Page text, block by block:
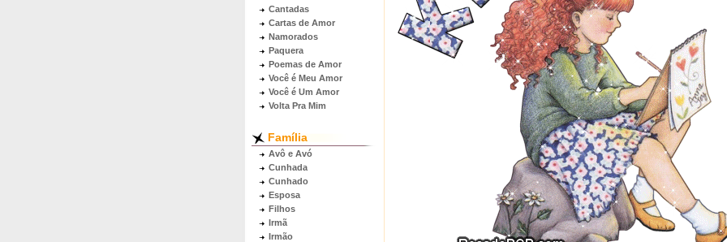
Cantadas
Cartas de Amor
Namorados
Paquera
Poemas de Amor
Você é Meu Amor
Você é Um Amor
Volta Pra Mim
Família
Avô e Avó
Cunhada
Cunhado
Esposa
Filhos
Irmã
Irmão